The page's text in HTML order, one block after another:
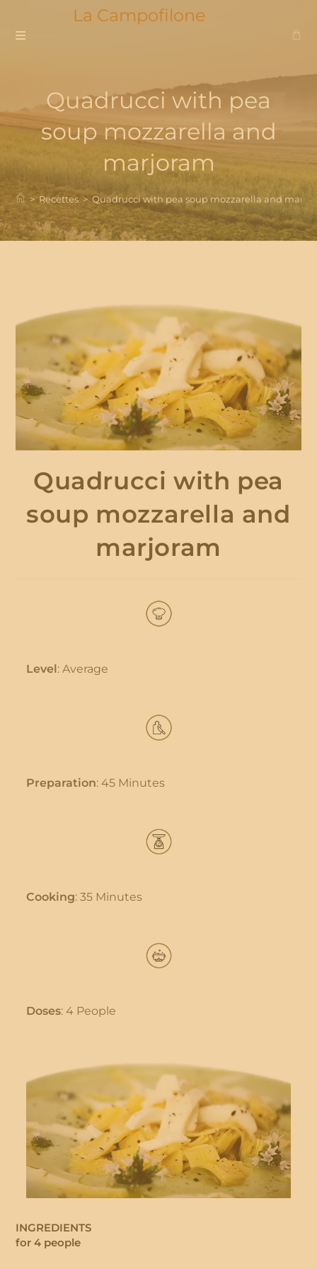
content
La Campofilone
Quadrucci with pea
soup mozzarella and
marjoram
> Recettes > Quadrucci with pea soup mozzarella and
Quadrucci with pea
soup mozzarella and
marjoram
Level : Average
Preparation: 45 Minutes
Cooking: 35 Minutes
Doses: 4 People
INGREDIENTS
for 4 people